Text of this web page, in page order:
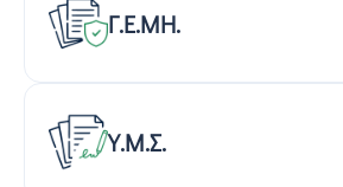
Γ.Ε.ΜΗ.
Υ.Μ.Σ.